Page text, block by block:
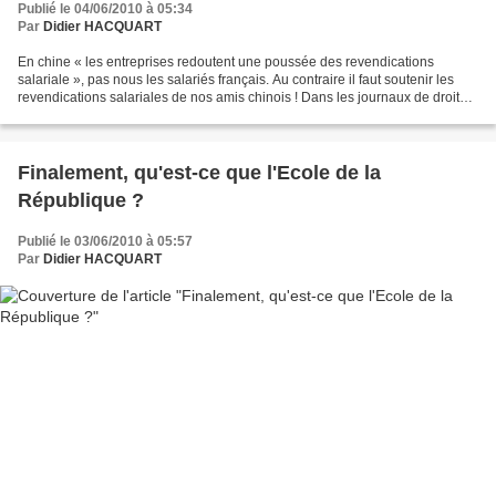
Publié le 04/06/2010 à 05:34
Par Didier HACQUART
En chine « les entreprises redoutent une poussée des revendications
salariale », pas nous les salariés français. Au contraire il faut soutenir les
revendications salariales de nos amis chinois ! Dans les journaux de droite
Finalement, qu'est-ce que l'Ecole de la
République ?
Publié le 03/06/2010 à 05:57
Par Didier HACQUART